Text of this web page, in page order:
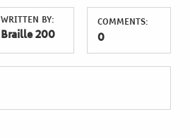
WRITTEN BY:
Braille 200
COMMENTS:
0